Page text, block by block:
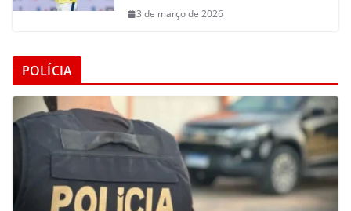
3 de março de 2026
POLÍCIA